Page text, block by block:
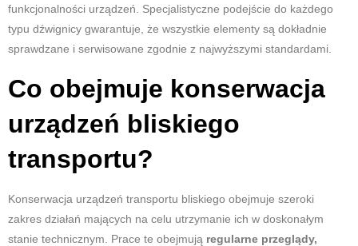
funkcjonalności urządzeń. Specjalistyczne podejście do każdego
typu dźwignicy gwarantuje, że wszystkie elementy są dokładnie
sprawdzane i serwisowane zgodnie z najwyższymi standardami.
Co obejmuje konserwacja
urządzeń bliskiego
transportu?
Konserwacja urządzeń transportu bliskiego obejmuje szeroki
zakres działań mających na celu utrzymanie ich w doskonałym
stanie technicznym. Prace te obejmują regularne przeglądy,